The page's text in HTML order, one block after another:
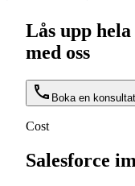
Lås upp
med oss
Boka en
Cost
Salesforce